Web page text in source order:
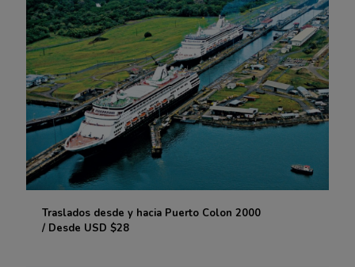
Traslados desde y hacia Puerto Colon 2000
Traslados desde y hacia Puerto Colon 2000
/ Desde USD $28